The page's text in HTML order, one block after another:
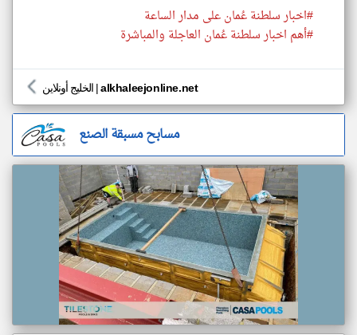
#اخبار سلطنة عُمان على مدار الساعة
#أهم اخبار سلطنة عُمان العاجلة والمباشرة
الخليج أونلاين |alkhaleejonline.net
مسابح مسبقة الصنع